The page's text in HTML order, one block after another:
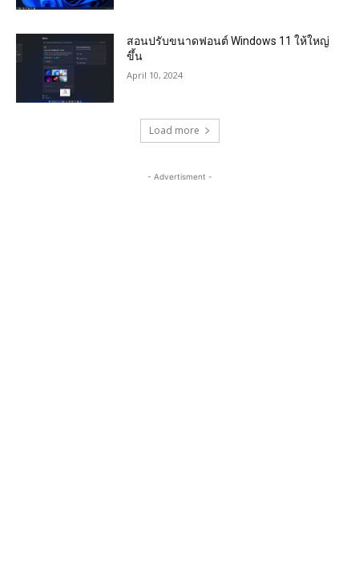
สอนปรับขนาดฟอนต์ Windows 11 ให้ใหญ่
ขึ้น
April 10, 2024
Load more
- Advertisment -